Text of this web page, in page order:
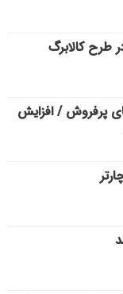
طرح کالابرگ
پرفروش / افزایش